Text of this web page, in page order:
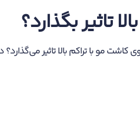
تاثیر بگذارد؟
کاشت مو با تراکم بالا تاثیر